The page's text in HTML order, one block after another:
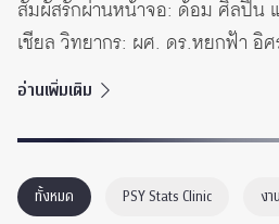
สัมผัสรักผ่านหน้าจอ: ด้อม ศิลปิน
เชียล วิทยากร: ผศ. ดร.หยกฟ้า อิ
รักษ์ และวรินธา วิจิตรวรศาสตร์
วิทยากร: ผศ. ดร.ประพิมพา จรัล
Connecting Throuh Shared
Shaked Ep.04 – Family
อ่านเพิ่มเติม
ทั้งหมด PSY Stats Clinic งา